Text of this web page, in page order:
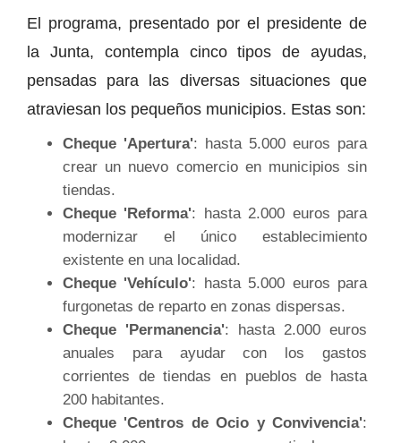
El programa, presentado por el presidente de
la Junta, contempla cinco tipos de ayudas,
pensadas para las diversas situaciones que
atraviesan los pequeños municipios. Estas son:
Cheque 'Apertura': hasta 5.000 euros para
crear un nuevo comercio en municipios sin
tiendas.
Cheque 'Reforma': hasta 2.000 euros para
modernizar el único establecimiento
existente en una localidad.
Cheque 'Vehículo': hasta 5.000 euros para
furgonetas de reparto en zonas dispersas.
Cheque 'Permanencia': hasta 2.000 euros
anuales para ayudar con los gastos
corrientes de tiendas en pueblos de hasta
200 habitantes.
Cheque 'Centros de Ocio y Convivencia':